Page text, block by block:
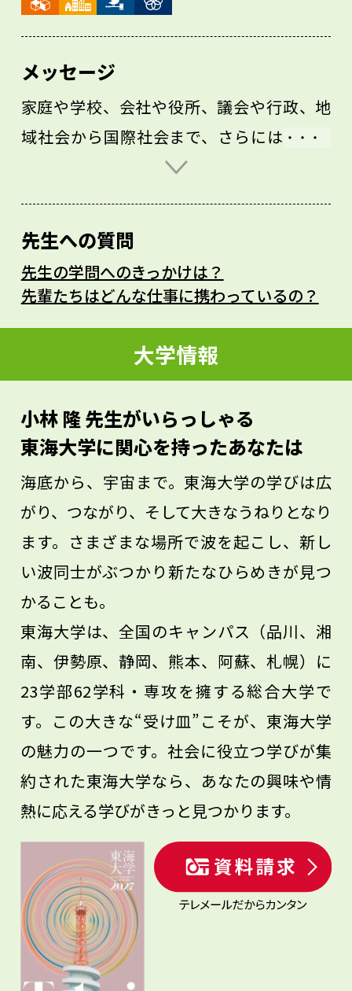
メッセージ
家庭や学校、会社や役所、議会や行政、地
域社会から国際社会まで、さらにはSNSや
ゲームのコミュニティでも、人々のやりと
です。それは政治学が、人々の心を学び、
人々を幸せに導くための学問だからです。
まさに「人々のいるところに政治学あり」
政治学の知識とともに、人々の心を理解
し、だれもが正しいと考える方法で目標に
向かって進めば、たくさんの人々を幸せに
導くことができますね。たくさんの人々を
ください。
先生への質問
先生の学問へのきっかけは？
先輩たちはどんな仕事に携わっているの？
大学情報
小林 隆 先生がいらっしゃる
東海大学に関心を持ったあなたは
海底から、宇宙まで。東海大学の学びは広
がり、つながり、そして大きなうねりとなり
ます。さまざまな場所で波を起こし、新し
い波同士がぶつかり新たなひらめきが見つ
かることも。
東海大学は、全国のキャンパス（品川、湘
南、伊勢原、静岡、熊本、阿蘇、札幌）に
23学部62学科・専攻を擁する総合大学で
す。この大きな“受け皿”こそが、東海大学
の魅力の一つです。社会に役立つ学びが集
約された東海大学なら、あなたの興味や情
熱に応える学びがきっと見つかります。